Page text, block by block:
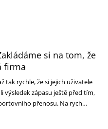
si na tom, že
firma
tak rychle, že si jejich uživatele
výsledek zápasu ještě před tím,
přenosu. Na rych…